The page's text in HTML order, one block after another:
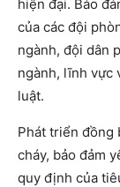
hiện đại. Bảo
của các đội
ngành, đội dân
ngành, lĩnh vực
luật.
Phát triển đồng
cháy, bảo đảm
quy định của